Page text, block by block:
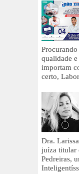
qualidade
importam
certo,
Dra.
juíza titular
Pedreiras,